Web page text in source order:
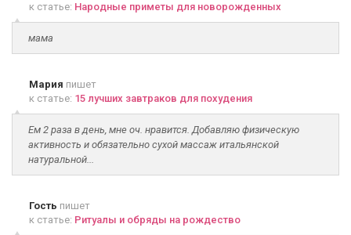
к статье: Народные приметы для новорожденных
мама
Мария пишет
к статье: 15 лучших завтраков для похудения
Ем 2 раза в день, мне оч. нравится. Добавляю физическую
активность и обязательно сухой массаж итальянской
натуральной...
Гость пишет
к статье: Ритуалы и обряды на рождество